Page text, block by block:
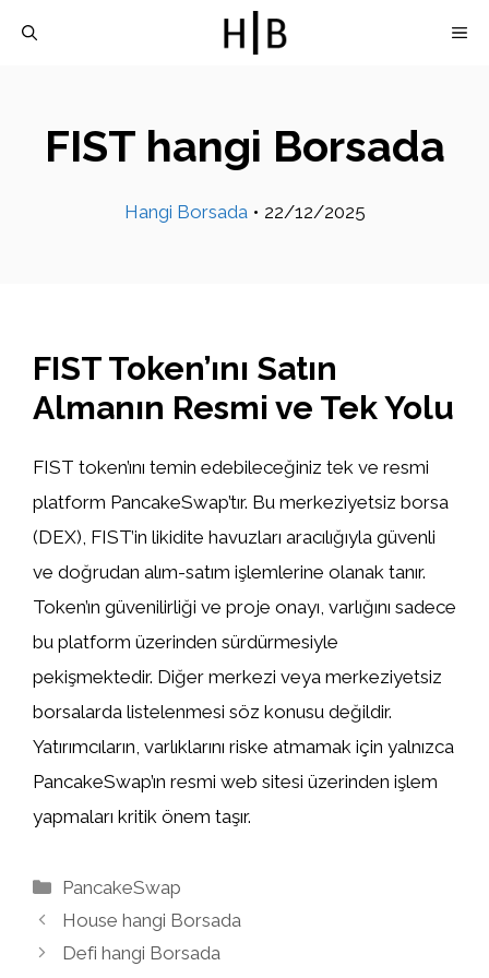
FIST hangi Borsada
Hangi Borsada • 22/12/2025
FIST Token’ını Satın
Almanın Resmi ve Tek Yolu
FIST token’ını temin edebileceğiniz tek ve resmi
platform PancakeSwap’tır. Bu merkeziyetsiz borsa
(DEX), FIST’in likidite havuzları aracılığıyla güvenli
ve doğrudan alım-satım işlemlerine olanak tanır.
Token’ın güvenilirliği ve proje onayı, varlığını sadece
bu platform üzerinden sürdürmesiyle
pekişmektedir. Diğer merkezi veya merkeziyetsiz
borsalarda listelenmesi söz konusu değildir.
Yatırımcıların, varlıklarını riske atmamak için yalnızca
PancakeSwap’ın resmi web sitesi üzerinden işlem
yapmaları kritik önem taşır.
Kategoriler
PancakeSwap
House hangi Borsada
Defi hangi Borsada